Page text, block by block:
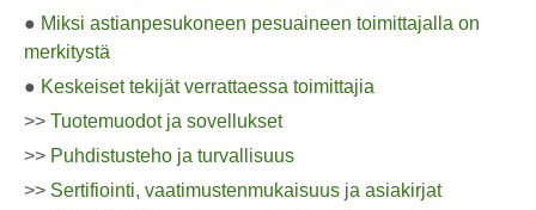
● Miksi astianpesukoneen pesuaineen toimittajalla on
merkitystä
● Keskeiset tekijät verrattaessa toimittajia
>> Tuotemuodot ja sovellukset
>> Puhdistusteho ja turvallisuus
>> Sertifiointi, vaatimustenmukaisuus ja asiakirjat